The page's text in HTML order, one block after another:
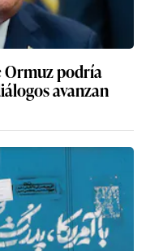
Ormuz podría
avanzan